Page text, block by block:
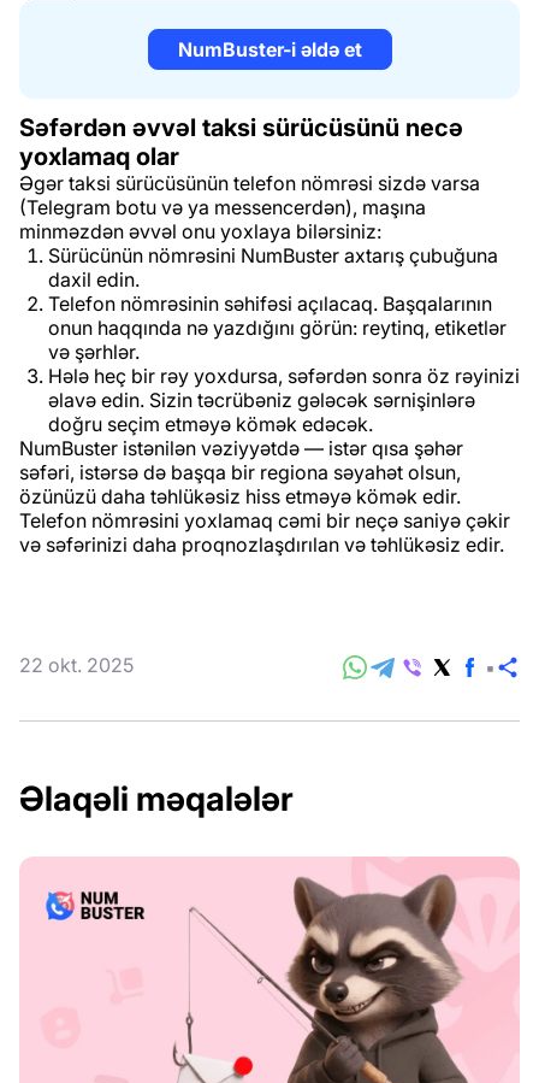
NumBuster-i əldə et
Səfərdən əvvəl taksi sürücüsünü necə
yoxlamaq olar
Əgər taksi sürücüsünün telefon nömrəsi sizdə varsa
(Telegram botu və ya messencerdən), maşına
minməzdən əvvəl onu yoxlaya bilərsiniz:
Sürücünün nömrəsini NumBuster axtarış çubuğuna
daxil edin.
Telefon nömrəsinin səhifəsi açılacaq. Başqalarının
onun haqqında nə yazdığını görün: reytinq, etiketlər
və şərhlər.
Hələ heç bir rəy yoxdursa, səfərdən sonra öz rəyinizi
əlavə edin. Sizin təcrübəniz gələcək sərnişinlərə
doğru seçim etməyə kömək edəcək.
NumBuster istənilən vəziyyətdə — istər qısa şəhər
səfəri, istərsə də başqa bir regiona səyahət olsun,
özünüzü daha təhlükəsiz hiss etməyə kömək edir.
Telefon nömrəsini yoxlamaq cəmi bir neçə saniyə çəkir
və səfərinizi daha proqnozlaşdırılan və təhlükəsiz edir.
22 okt. 2025
Əlaqəli məqalələr